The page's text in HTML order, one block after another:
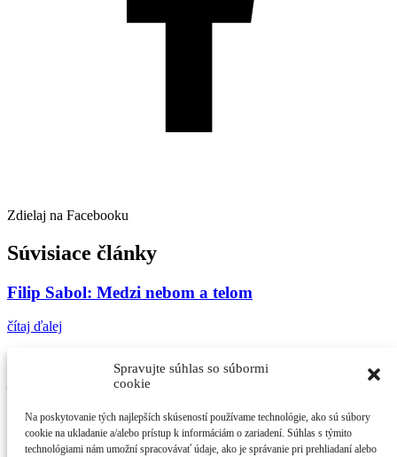
Spravujte súhlas so súbormi
cookie
Na poskytovanie tých najlepších skúseností používame technológie, ako sú súbory
cookie na ukladanie a/alebo prístup k informáciám o zariadení. Súhlas s týmito
technológiami nám umožní spracovávať údaje, ako je správanie pri prehliadaní alebo
Zdielaj na Facebooku
Súvisiace články
Filip Sabol: Medzi nebom a telom
čítaj ďalej
Otvorili výstavu historických kúpeľných plagátov,
je medzi nimi aj prvý barlolámač
čítaj ďalej
Voňavé dejiny a iné blázniviny